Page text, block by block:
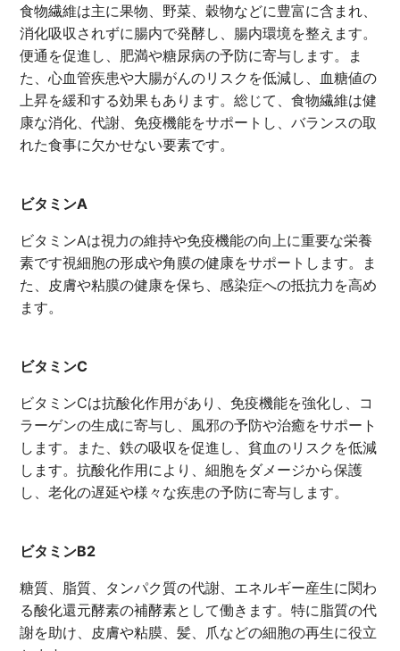
食物繊維は主に果物、野菜、穀物などに豊富に含まれ、
消化吸収されずに腸内で発酵し、腸内環境を整えます。
便通を促進し、肥満や糖尿病の予防に寄与します。ま
た、心血管疾患や大腸がんのリスクを低減し、血糖値の
上昇を緩和する効果もあります。総じて、食物繊維は健
康な消化、代謝、免疫機能をサポートし、バランスの取
れた食事に欠かせない要素です。
ビタミンA
ビタミンAは視力の維持や免疫機能の向上に重要な栄養
素です視細胞の形成や角膜の健康をサポートします。ま
た、皮膚や粘膜の健康を保ち、感染症への抵抗力を高め
ます。
ビタミンC
ビタミンCは抗酸化作用があり、免疫機能を強化し、コ
ラーゲンの生成に寄与し、風邪の予防や治癒をサポート
します。また、鉄の吸収を促進し、貧血のリスクを低減
します。抗酸化作用により、細胞をダメージから保護
し、老化の遅延や様々な疾患の予防に寄与します。
ビタミンB2
糖質、脂質、タンパク質の代謝、エネルギー産生に関わ
る酸化還元酵素の補酵素として働きます。特に脂質の代
謝を助け、皮膚や粘膜、髪、爪などの細胞の再生に役立